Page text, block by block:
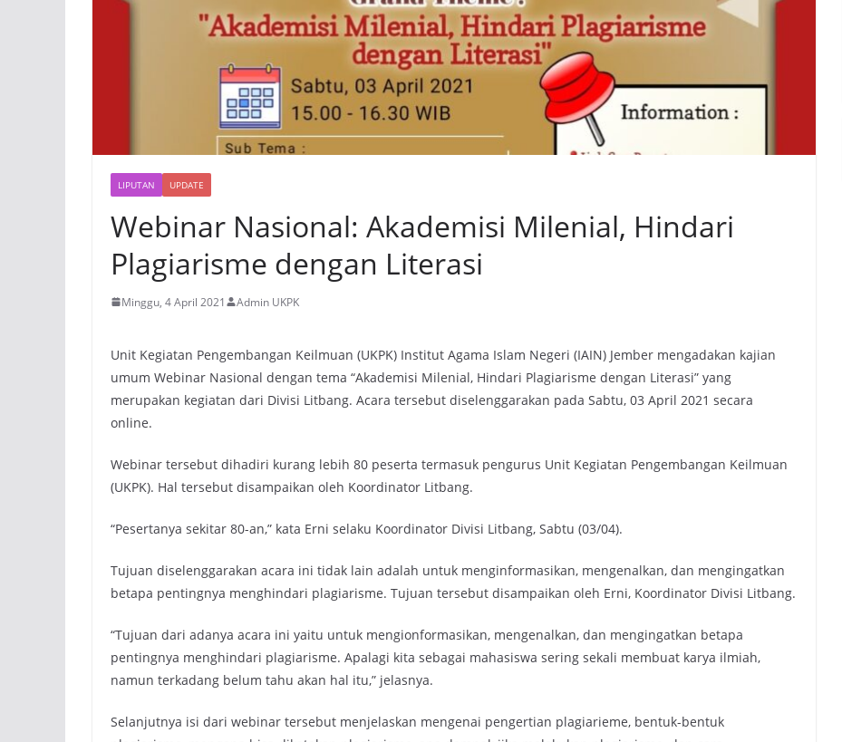
LIPUTAN UPDATE
Webinar Nasional: Akademisi Milenial, Hindari
Plagiarisme dengan Literasi
Minggu, 4 April 2021 Admin UKPK
Unit Kegiatan Pengembangan Keilmuan (UKPK) Institut Agama Islam Negeri (IAIN) Jember mengadakan kajian
umum Webinar Nasional dengan tema “Akademisi Milenial, Hindari Plagiarisme dengan Literasi” yang
merupakan kegiatan dari Divisi Litbang. Acara tersebut diselenggarakan pada Sabtu, 03 April 2021 secara
online.
Webinar tersebut dihadiri kurang lebih 80 peserta termasuk pengurus Unit Kegiatan Pengembangan Keilmuan
(UKPK). Hal tersebut disampaikan oleh Koordinator Litbang.
“Pesertanya sekitar 80-an,” kata Erni selaku Koordinator Divisi Litbang, Sabtu (03/04).
Tujuan diselenggarakan acara ini tidak lain adalah untuk menginformasikan, mengenalkan, dan mengingatkan
betapa pentingnya menghindari plagiarisme. Tujuan tersebut disampaikan oleh Erni, Koordinator Divisi Litbang.
“Tujuan dari adanya acara ini yaitu untuk mengionformasikan, mengenalkan, dan mengingatkan betapa
pentingnya menghindari plagiarisme. Apalagi kita sebagai mahasiswa sering sekali membuat karya ilmiah,
namun terkadang belum tahu akan hal itu,” jelasnya.
Selanjutnya isi dari webinar tersebut menjelaskan mengenai pengertian plagiarieme, bentuk-bentuk